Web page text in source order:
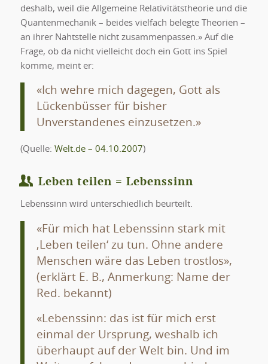
deshalb, weil die Allgemeine Relativitätstheorie und die
Quantenmechanik – beides vielfach belegte Theorien –
an ihrer Nahtstelle nicht zusammenpassen.» Auf die
Frage, ob da nicht vielleicht doch ein Gott ins Spiel
komme, meint er:
«Ich wehre mich dagegen, Gott als
Lückenbüsser für bisher
Unverstandenes einzusetzen.»
(Quelle: Welt.de – 04.10.2007)
Leben teilen = Lebenssinn
Lebenssinn wird unterschiedlich beurteilt.
«Für mich hat Lebenssinn stark mit
‚Leben teilen‘ zu tun. Ohne andere
Menschen wäre das Leben trostlos»,
(erklärt E. B., Anmerkung: Name der
Red. bekannt)
«Lebenssinn: das ist für mich erst
einmal der Ursprung, weshalb ich
überhaupt auf der Welt bin. Und im